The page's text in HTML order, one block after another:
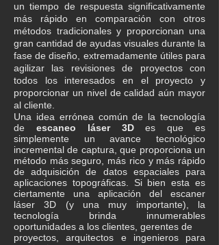
un tiempo de respuesta significativamente
más rápido en comparación con otros
métodos tradicionales y proporcionan una
gran cantidad de ayudas visuales durante la
fase de diseño, extremadamente útiles para
agilizar las revisiones de proyectos con
todos los interesados en el proyecto y
proporcionar un nivel de calidad aún mayor
al cliente.
Una idea errónea común de la tecnología
de escaneo láser 3Des que es
simplemente un avance tecnológico
incremental de captura, que proporciona un
método más seguro, más rico y más rápido
de adquisición de datos espaciales para
aplicaciones topográficas. Si bien esta es
ciertamente una aplicación del escaner
láser 3D (y una muy importante), la
tecnología brinda innumerables
oportunidades a los clientes, gerentes de
proyectos, arquitectos e ingenieros para